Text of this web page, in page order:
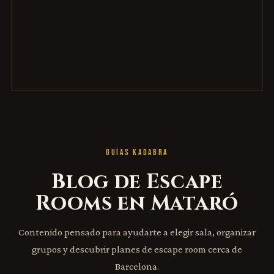
GUÍAS KADABRA
Blog de Escape
Rooms en Mataró
Contenido pensado para ayudarte a elegir sala, organizar
grupos y descubrir planes de escape room cerca de
Barcelona.